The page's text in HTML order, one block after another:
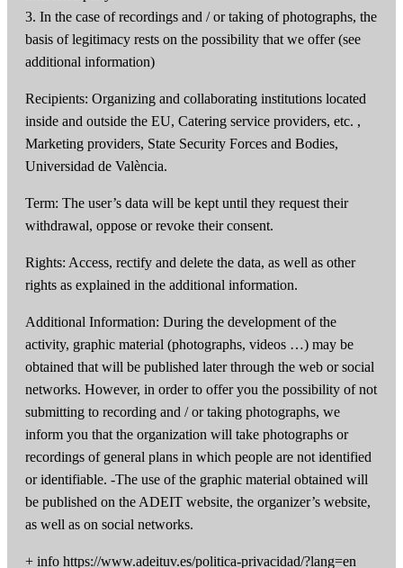
3. In the case of recordings and / or taking of photographs, the
basis of legitimacy rests on the possibility that we offer (see
additional information)
Recipients: Organizing and collaborating institutions located
inside and outside the EU, Catering service providers, etc. ,
Marketing providers, State Security Forces and Bodies,
Universidad de València.
Term: The user’s data will be kept until they request their
withdrawal, oppose or revoke their consent.
Rights: Access, rectify and delete the data, as well as other
rights as explained in the additional information.
Additional Information: During the development of the
activity, graphic material (photographs, videos …) may be
obtained that will be published later through the web or social
networks. However, in order to offer you the possibility of not
submitting to recording and / or taking photographs, we
inform you that the organization will take photographs or
recordings of general plans in which people are not identified
or identifiable. -The use of the graphic material obtained will
be published on the ADEIT website, the organizer’s website,
as well as on social networks.
+ info https://www.adeituv.es/politica-privacidad/?lang=en